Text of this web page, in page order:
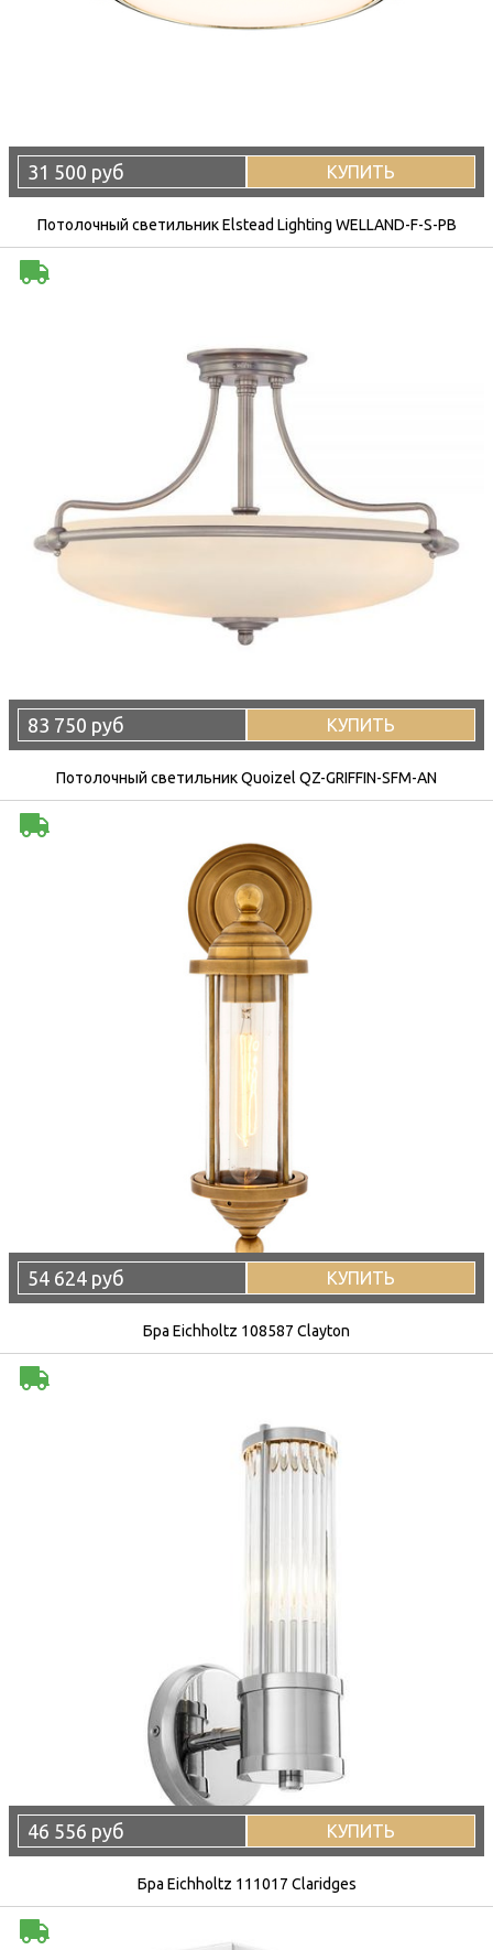
31 500 руб КУПИТЬ
Потолочный светильник Elstead Lighting WELLAND-F-S-PB
83 750 руб КУПИТЬ
Потолочный светильник Quoizel QZ-GRIFFIN-SFM-AN
54 624 руб КУПИТЬ
Бра Eichholtz 108587 Clayton
46 556 руб КУПИТЬ
Бра Eichholtz 111017 Claridges